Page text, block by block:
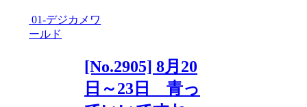
01-デジカメワ
ールド
[No.2905] 8月20
日～23日 青っ